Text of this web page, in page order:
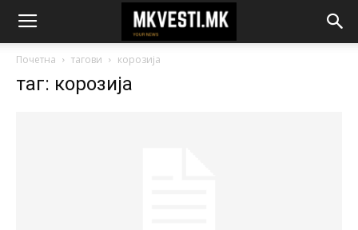
Почетна тагови корозија
таг: корозија